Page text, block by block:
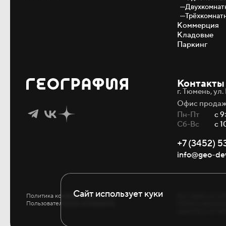
Коммерция
Кладовые
Паркинг
Контакты
г. Тюмень,
Офис
Пн-Пт
с
Сб-Вс
с
+7 (3452)
info@geo-
Политика конфиденциальности
Пользовательское соглашение
Все права на
Любая
Сайт использует куки